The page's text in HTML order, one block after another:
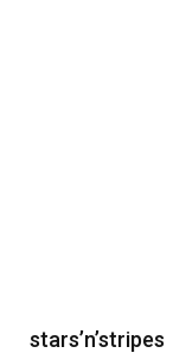
stars’n’stripes